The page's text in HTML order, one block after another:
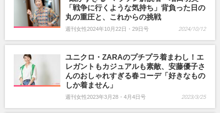
「戦争に行くような気持ち」背負った日の
丸の重圧と、これからの挑戦
週刊女性2024年10月22日・29日号 2024/10/12
ユニクロ・ZARAのプチプラ着まわし！エ
レガントもカジュアルも素敵、安藤優子さ
んのおしゃれすぎる春コーデ「好きなもの
しか着ません」
週刊女性2023年3月28・4月4日号 2023/3/25